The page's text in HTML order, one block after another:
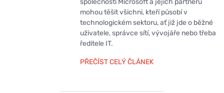
společnosti Microsoft a jejích partnerů
mohou těšit všichni, kteří působí v
technologickém sektoru, ať již jde o běžné
uživatele, správce sítí, vývojáře nebo třeba
ředitele IT.
PŘEČÍST CELÝ ČLÁNEK